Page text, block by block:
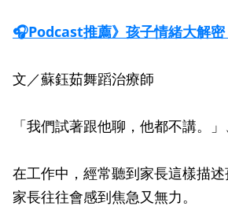
🎧Podcast推薦》孩子情緒大解
文／蘇鈺茹舞蹈治療師
「我們試著跟他聊，他都不講。
在工作中，經常聽到家長這樣描
家長往往會感到焦急又無力。